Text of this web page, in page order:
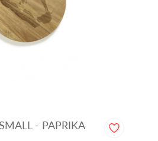
- PAPRIKA